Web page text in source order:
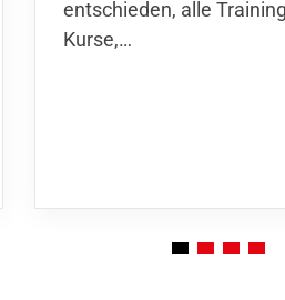
entschieden, alle
Kurse,…